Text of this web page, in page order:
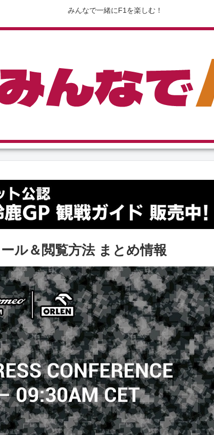
みんなで一緒にF1を楽しむ！
ル＆閲覧方法 まとめ情報